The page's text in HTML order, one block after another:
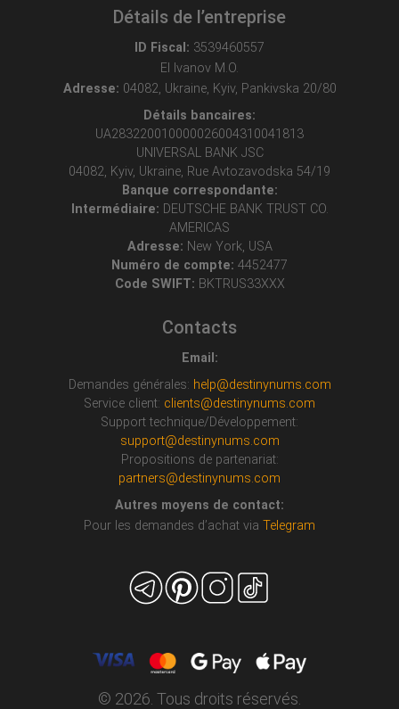
Détails de l’entreprise
ID Fiscal: 3539460557
EI Ivanov M.O.
Adresse: 04082, Ukraine, Kyiv, Pankivska 20/80
Détails bancaires:
UA283220010000026004310041813
UNIVERSAL BANK JSC
04082, Kyiv, Ukraine, Rue Avtozavodska 54/19
Banque correspondante:
Intermédiaire: DEUTSCHE BANK TRUST CO.
AMERICAS
Adresse: New York, USA
Numéro de compte: 4452477
Code SWIFT: BKTRUS33XXX
Contacts
Email:
Demandes générales: help@destinynums.com
Service client: clients@destinynums.com
Support technique/Développement:
support@destinynums.com
Propositions de partenariat:
partners@destinynums.com
Autres moyens de contact:
Pour les demandes d’achat via Telegram
© 2026. Tous droits réservés.